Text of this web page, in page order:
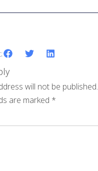
will not be published.
are marked *